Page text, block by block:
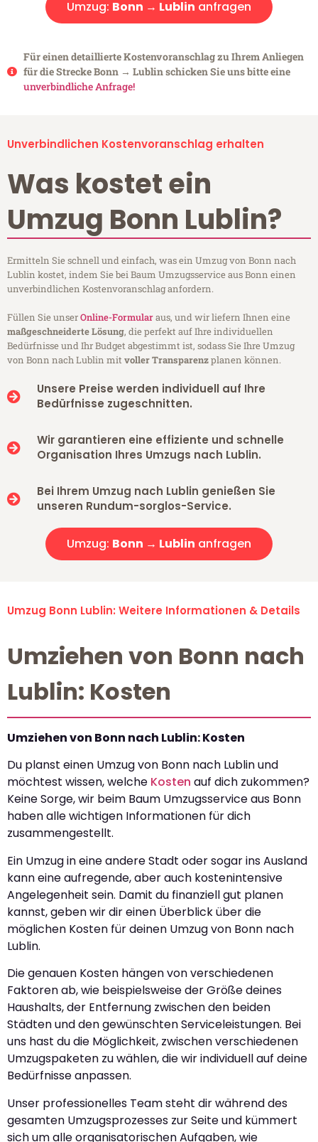
Umzug: Bonn → Lublin anfragen
Für einen detaillierte Kostenvoranschlag zu Ihrem Anliegen
für die Strecke Bonn → Lublin schicken Sie uns bitte eine
unverbindliche Anfrage!
Unverbindlichen Kostenvoranschlag erhalten
Was kostet ein
Umzug Bonn Lublin?
Ermitteln Sie schnell und einfach, was ein Umzug von Bonn nach
Lublin kostet, indem Sie bei Baum Umzugsservice aus Bonn einen
unverbindlichen Kostenvoranschlag anfordern.
Füllen Sie unserOnline-Formularaus, und wir liefern Ihnen eine
maßgeschneiderte Lösung, die perfekt auf Ihre individuellen
Bedürfnisse und Ihr Budget abgestimmt ist, sodass Sie Ihre Umzug
von Bonn nach Lublin mitvoller Transparenzplanen können.
Unsere Preise werden individuell auf Ihre
Bedürfnisse zugeschnitten.
Wir garantieren eine effiziente und schnelle
Organisation Ihres Umzugs nach Lublin.
Bei Ihrem Umzug nach Lublin genießen Sie
unseren Rundum-sorglos-Service.
Umzug: Bonn → Lublin anfragen
Umzug Bonn Lublin: Weitere Informationen & Details
Umziehen von Bonn nach
Lublin: Kosten
Umziehen von Bonn nach Lublin: Kosten
Du planst einen Umzug von Bonn nach Lublin und
möchtest wissen, welche Kosten auf dich zukommen?
Keine Sorge, wir beim Baum Umzugsservice aus Bonn
haben alle wichtigen Informationen für dich
zusammengestellt.
Ein Umzug in eine andere Stadt oder sogar ins Ausland
kann eine aufregende, aber auch kostenintensive
Angelegenheit sein. Damit du finanziell gut planen
kannst, geben wir dir einen Überblick über die
möglichen Kosten für deinen Umzug von Bonn nach
Lublin.
Die genauen Kosten hängen von verschiedenen
Faktoren ab, wie beispielsweise der Größe deines
Haushalts, der Entfernung zwischen den beiden
Städten und den gewünschten Serviceleistungen. Bei
uns hast du die Möglichkeit, zwischen verschiedenen
Umzugspaketen zu wählen, die wir individuell auf deine
Bedürfnisse anpassen.
Unser professionelles Team steht dir während des
gesamten Umzugsprozesses zur Seite und kümmert
sich um alle organisatorischen Aufgaben, wie